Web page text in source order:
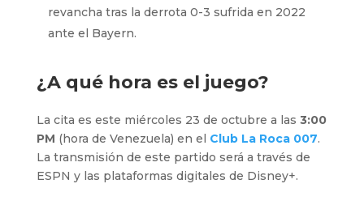
revancha tras la derrota 0-3 sufrida en 2022
ante el Bayern.
¿A qué hora es el juego?
La cita es este miércoles 23 de octubre a las 3:00
PM (hora de Venezuela) en el Club La Roca 007.
La transmisión de este partido será a través de
ESPN y las plataformas digitales de Disney+.